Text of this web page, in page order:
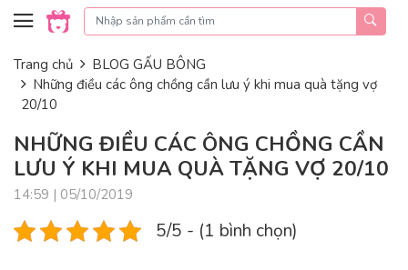
Skip to content
Trang chủ
BLOG GẤU BÔNG
Những điều các ông chồng cần lưu ý khi mua quà tặng vợ
20/10
NHỮNG ĐIỀU CÁC ÔNG CHỒNG CẦN
LƯU Ý KHI MUA QUÀ TẶNG VỢ 20/10
14:59 | 05/10/2019
5/5 - (1 bình chọn)